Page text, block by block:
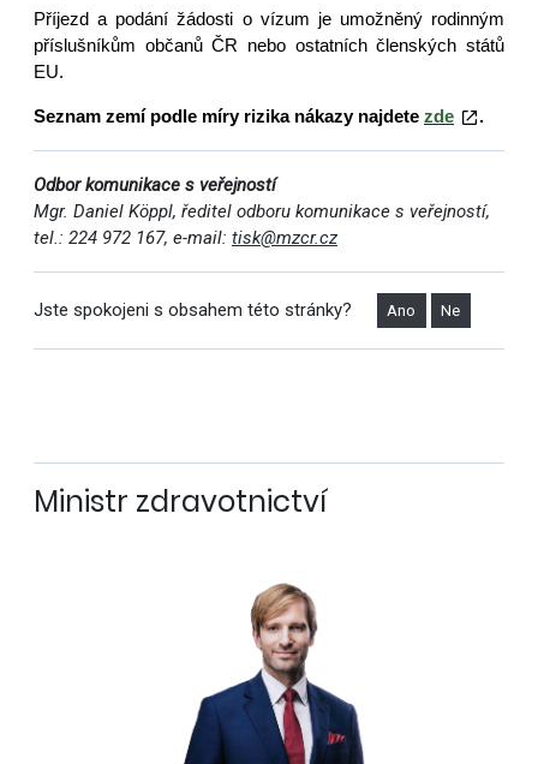
Příjezd a podání žádosti o vízum je umožněný rodinným
příslušníkům občanů ČR nebo ostatních členských států
EU.
Seznam zemí podle míry rizika nákazy najdete zde .
Odbor komunikace s veřejností
Mgr. Daniel Köppl, ředitel odboru komunikace s veřejností,
tel.: 224 972 167, e-mail: tisk@mzcr.cz
Jste spokojeni s obsahem této stránky? Ano Ne
Ministr zdravotnictví